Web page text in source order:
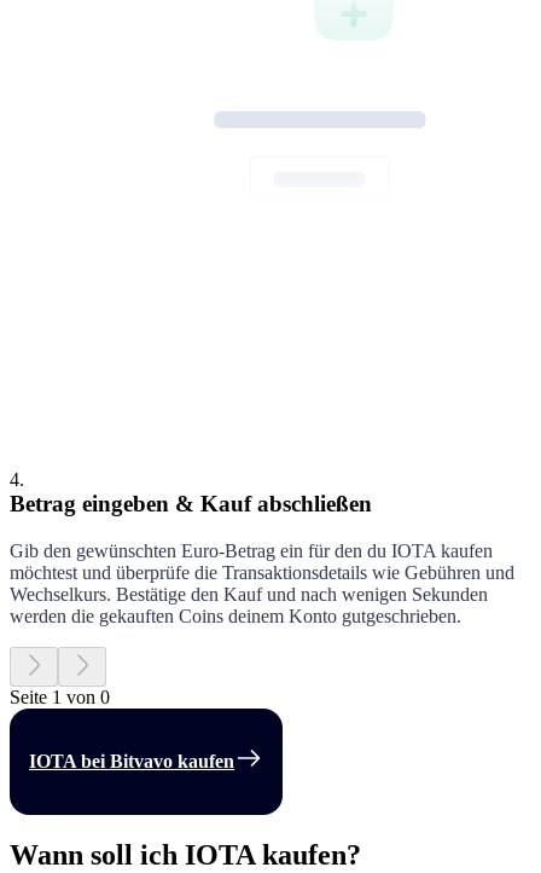
4.
Betrag eingeben & Kauf abschließen
Gib den gewünschten Euro-Betrag ein für den du IOTA kaufen
möchtest und überprüfe die Transaktionsdetails wie Gebühren und
Wechselkurs. Bestätige den Kauf und nach wenigen Sekunden
werden die gekauften Coins deinem Konto gutgeschrieben.
Seite 1 von 0
IOTA bei Bitvavo kaufen
Wann soll ich IOTA kaufen?